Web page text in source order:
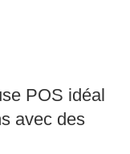
POS idéal
avec des